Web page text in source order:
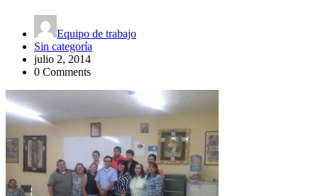
Equipo de trabajo
Sin categoría
julio 2, 2014
0 Comments